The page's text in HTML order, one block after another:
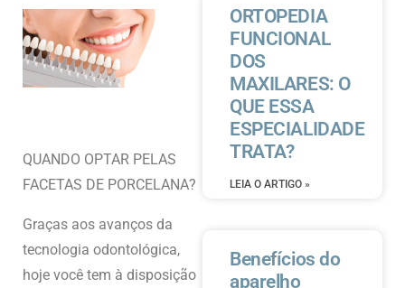
QUANDO OPTAR PELAS
FACETAS DE PORCELANA?
Graças aos avanços da
tecnologia odontológica,
hoje você tem à disposição
ORTOPEDIA
FUNCIONAL
DOS
MAXILARES: O
QUE ESSA
ESPECIALIDADE
TRATA?
LEIA O ARTIGO »
Benefícios do
aparelho